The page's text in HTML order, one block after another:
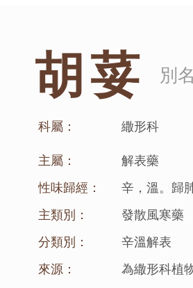
胡荽 別
科屬： 繖形科
主屬：
解表藥
性味歸經：
辛，溫。歸
主類別：
發散風寒藥
分類別：
辛溫解表
來源：
為繖形科植